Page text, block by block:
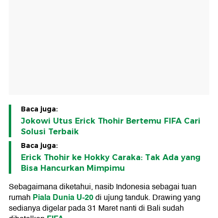
Baca juga:
Jokowi Utus Erick Thohir Bertemu FIFA Cari
Solusi Terbaik
Baca juga:
Erick Thohir ke Hokky Caraka: Tak Ada yang
Bisa Hancurkan Mimpimu
Sebagaimana diketahui, nasib Indonesia sebagai tuan
rumah Piala Dunia U-20di ujung tanduk. Drawing yang
sedianya digelar pada 31 Maret nanti di Bali sudah